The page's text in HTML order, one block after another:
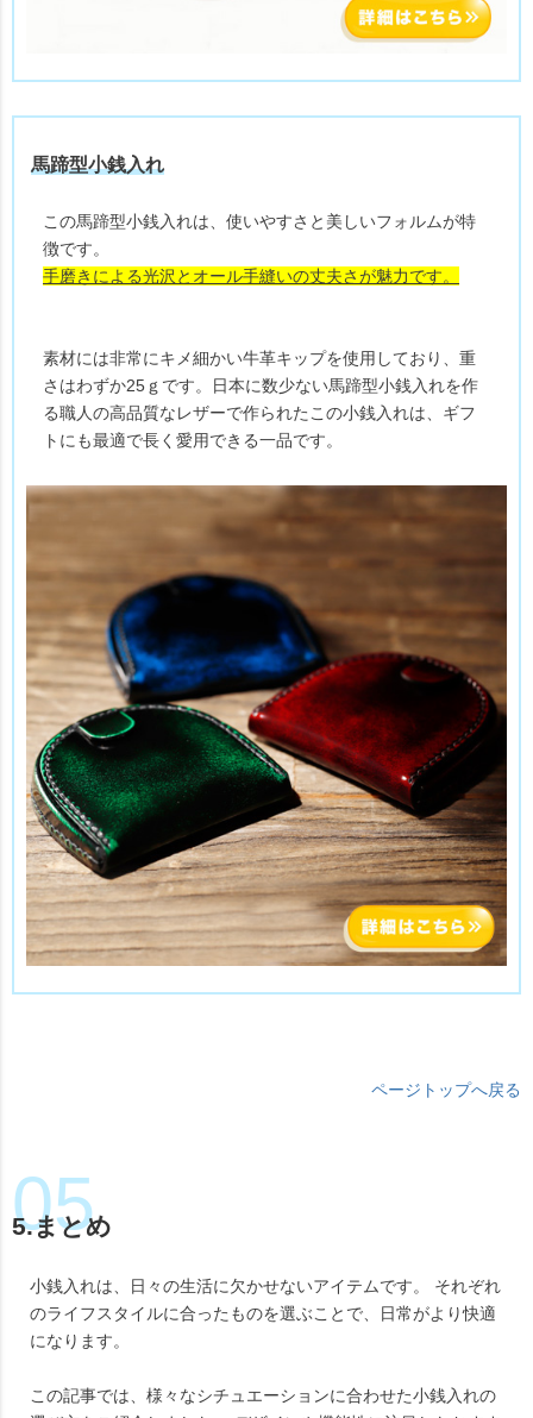
馬蹄型小銭入れ
この馬蹄型小銭入れは、使いやすさと美しいフォルムが特
徴です。
手磨きによる光沢とオール手縫いの丈夫さが魅力です。
素材には非常にキメ細かい牛革キップを使用しており、重
さはわずか25ｇです。日本に数少ない馬蹄型小銭入れを作
る職人の高品質なレザーで作られたこの小銭入れは、ギフ
トにも最適で長く愛用できる一品です。
ページトップへ戻る
5.まとめ
小銭入れは、日々の生活に欠かせないアイテムです。 それぞれ
のライフスタイルに合ったものを選ぶことで、日常がより快適
になります。
この記事では、様々なシチュエーションに合わせた小銭入れの